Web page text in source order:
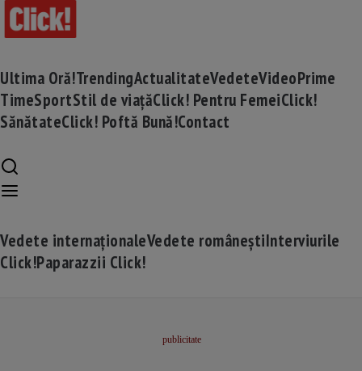
Ultima Oră!TrendingActualitateVedeteVideoPrime
TimeSportStil de viațăClick! Pentru FemeiClick!
SănătateClick! Poftă Bună!Contact
Vedete internaționaleVedete româneștiInterviurile
Click!Paparazzii Click!